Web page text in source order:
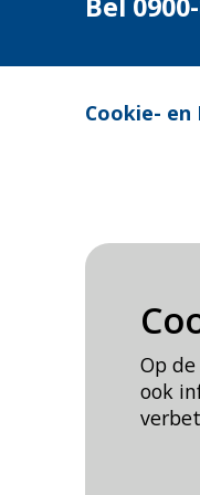
Op
ook
Cookie- en